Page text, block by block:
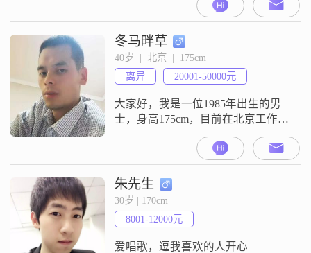
虽然我的学历是高中及以下，但我
一直保持着积极向上的生活态度，
努力追求事业上的成就。我性格开
朗，总是爱笑，这让我的生活充满
了阳光。我独立自信，能够处理生
活中的各种问题。同时，我也是一
个随和易相处的人，真诚可靠，喜
欢
冬马畔草
40岁  |  北京  |  175cm
离异
20001-50000元
大家好，我是一位1985年出生的男
士，身高175cm，目前在北京工作，
月收入在20001到50000元之间。我
拥有大学本科学历，性格上我比较
自信果断，乐观积极，对待事情有
耐心，能够包容他人的不足。我认
为真诚可靠是很重要的品质，所以
我一直努力做到这一点。我热衷于
自我提升，无论是工作还是生活，
我都希望能不断进步。我平时喜欢
朱先生
30岁 | 170cm
8001-12000元
爱唱歌，逗我喜欢的人开心